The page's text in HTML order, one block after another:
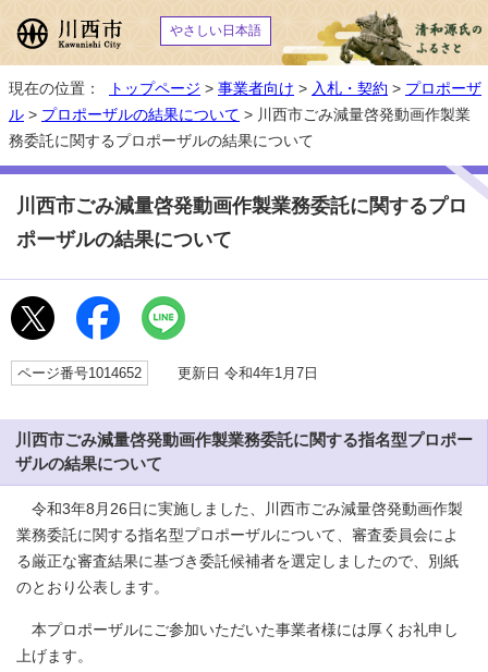
やさしい日本語
現在の位置： トップページ > 事業者向け > 入札・契約 > プロポーザ
ル > プロポーザルの結果について > 川西市ごみ減量啓発動画作製業
務委託に関するプロポーザルの結果について
川西市ごみ減量啓発動画作製業務委託に関するプロ
ポーザルの結果について
ページ番号1014652 更新日 令和4年1月7日
川西市ごみ減量啓発動画作製業務委託に関する指名型プロポー
ザルの結果について
令和3年8月26日に実施しました、川西市ごみ減量啓発動画作製
業務委託に関する指名型プロポーザルについて、審査委員会によ
る厳正な審査結果に基づき委託候補者を選定しましたので、別紙
のとおり公表します。
本プロポーザルにご参加いただいた事業者様には厚くお礼申し
上げます。